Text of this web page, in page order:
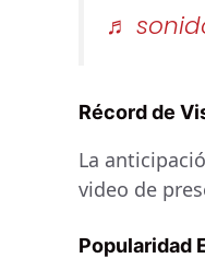
♬
Récord de
La
video de
Popularidad